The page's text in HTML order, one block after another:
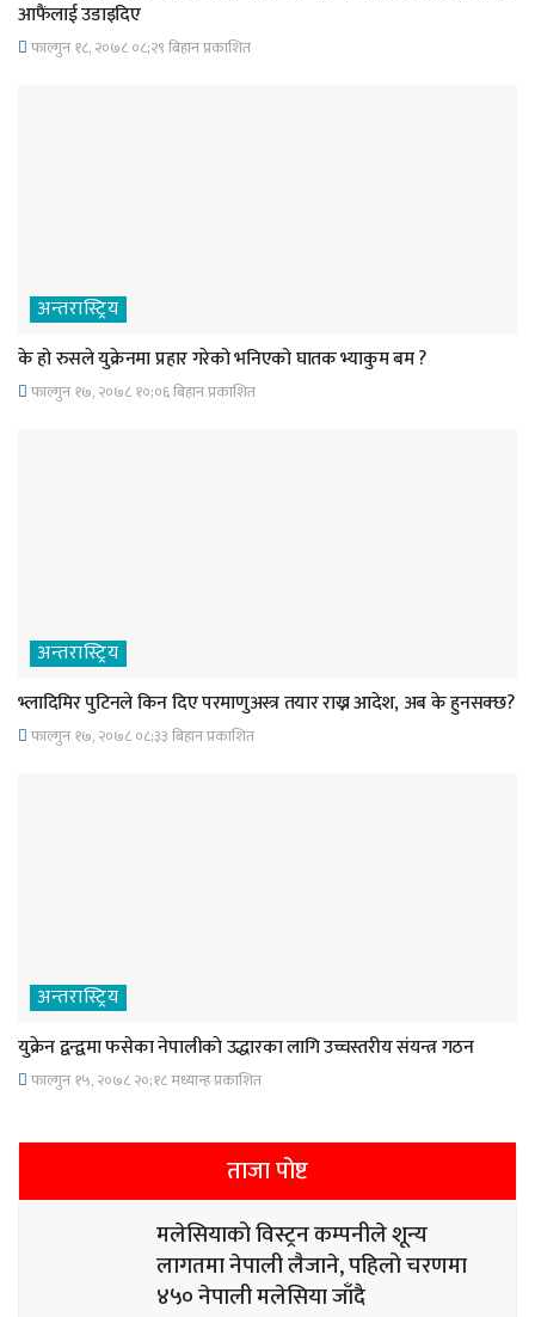
आफैंलाई उडाइदिए
फाल्गुन १८, २०७८ ०८;२९ बिहान प्रकाशित
अन्तरास्ट्रिय
के हो रुसले युक्रेनमा प्रहार गरेको भनिएको घातक भ्याकुम बम ?
फाल्गुन १७, २०७८ १०;०६ बिहान प्रकाशित
अन्तरास्ट्रिय
भ्लादिमिर पुटिनले किन दिए परमाणुअस्त्र तयार राख्न आदेश, अब के हुनसक्छ?
फाल्गुन १७, २०७८ ०८;३३ बिहान प्रकाशित
अन्तरास्ट्रिय
युक्रेन द्वन्द्वमा फसेका नेपालीकाे उद्धारका लागि उच्चस्तरीय संयन्त्र गठन
फाल्गुन १५, २०७८ २०;१८ मध्यान्ह प्रकाशित
ताजा पोष्ट
मलेसियाको विस्ट्रन कम्पनीले शून्य
लागतमा नेपाली लैजाने, पहिलो चरणमा
४५० नेपाली मलेसिया जाँदै